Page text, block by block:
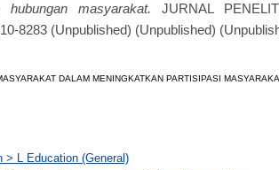
hubungan masyarakat. JURNAL
8283 (Unpublished) (Unpublished)
DALAM MENINGKATKAN PARTISIPASI
> L Education (General)